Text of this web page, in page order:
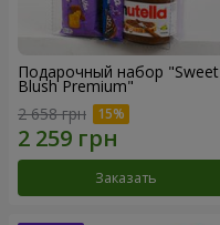
Подарочный набор "Sweet
Blush Premium"
2 658 грн
Заказать